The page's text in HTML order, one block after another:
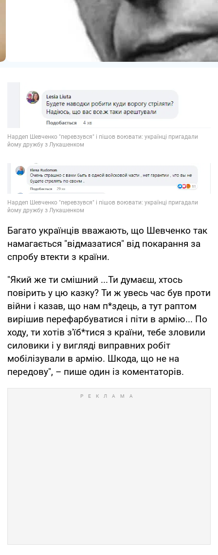
Багато українців вважають, що Шевченко так
намагається "відмазатися" від покарання за
спробу втекти з країни.
"Який же ти смішний ...Ти думаєш, хтось
повірить у цю казку? Ти ж увесь час був проти
війни і казав, що нам п*здець, а тут раптом
вирішив перефарбуватися і піти в армію... По
ходу, ти хотів з'їб*тися з країни, тебе зловили
силовики і у вигляді виправних робіт
мобілізували в армію. Шкода, що не на
передову", – пише один із коментаторів.